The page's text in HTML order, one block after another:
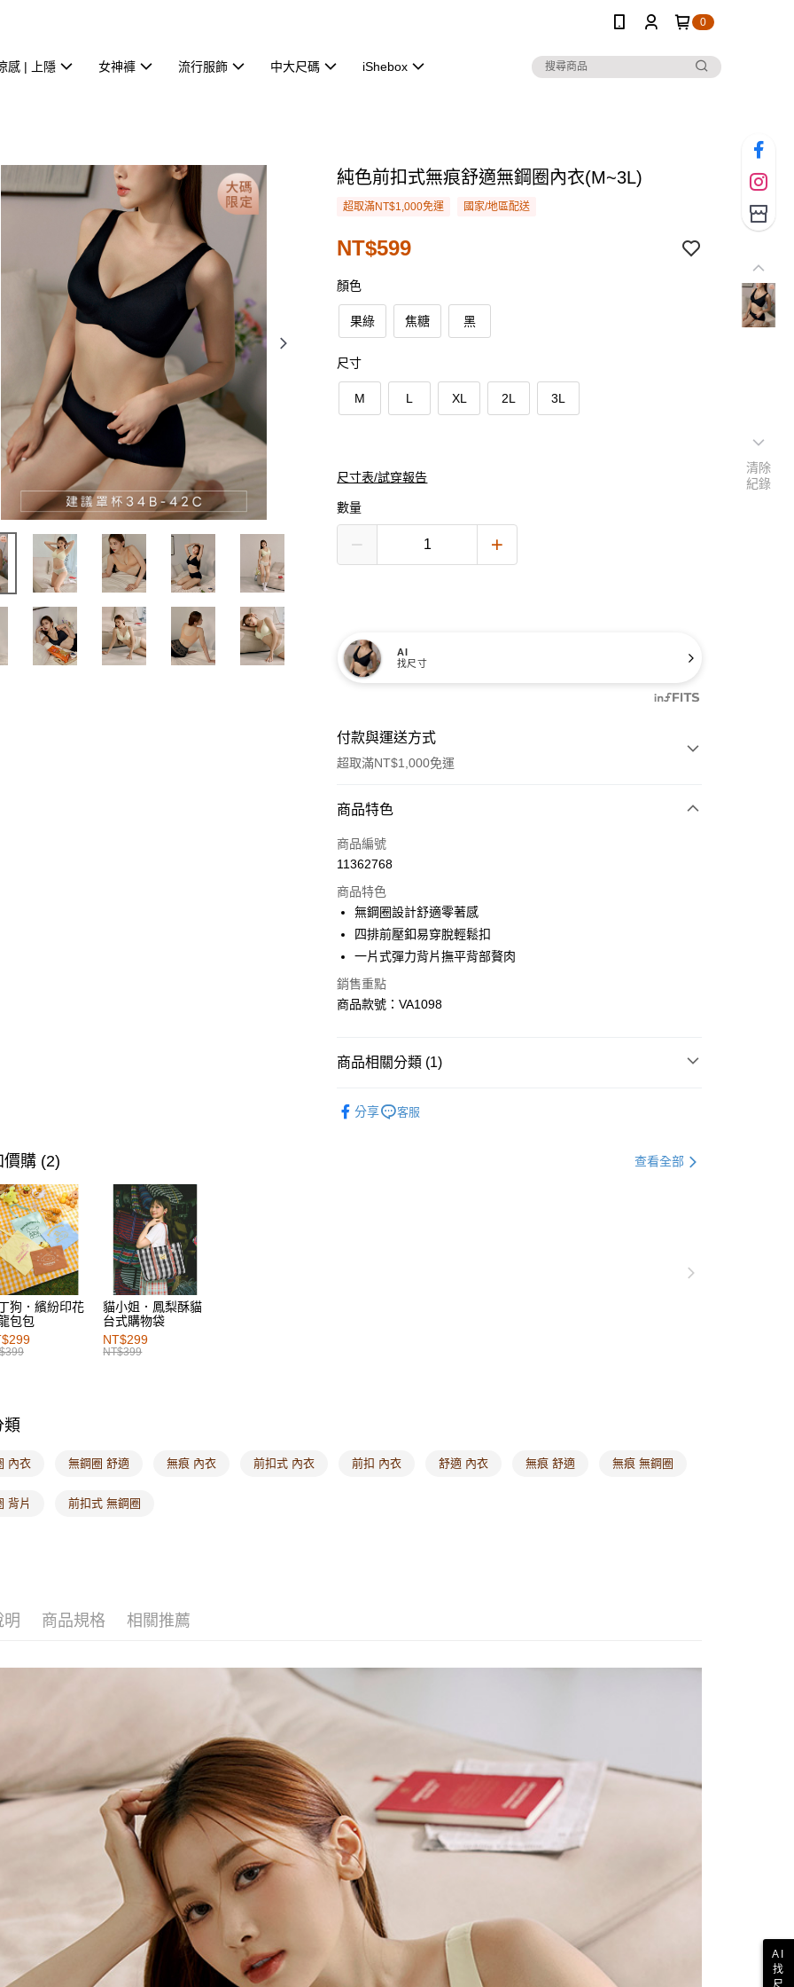
0
感 | 上隱 女神褲 流行服飾 中大尺碼 iShebox
純色前扣式無痕舒適無鋼圈內衣(M~3L)
超取滿NT$1,000免運 國家/地區配送
NT$599
顏色
果綠 焦糖 黑
尺寸
M L XL 2L 3L
尺寸表/試穿報告
數量
AI
找尺寸
付款與運送方式
超取滿NT$1,000免運
付款方式
信用卡一次付款
超商取貨付款
LINE Pay
全家取貨付款
付款後全家取貨
付款後門市自取
商品特色
商品編號
11362768
商品特色
無鋼圈設計舒適零著感
四排前壓釦易穿脫輕鬆扣
一片式彈力背片撫平背部贅肉
銷售重點
商品款號：VA1098
商品相關分類 (1)
分享
客服
價購 (2) 查看全部
狗．繽紛印花
包包
貓小姐．鳳梨酥貓
台式購物袋
NT$299
NT$399
類
內衣 無鋼圈 舒適 無痕 內衣 前扣式 內衣 前扣 內衣 舒適 內衣 無痕 舒適 無痕 無鋼圈
背片 前扣式 無鋼圈
明 商品規格 相關推薦
清除
紀錄
AI
找
尺